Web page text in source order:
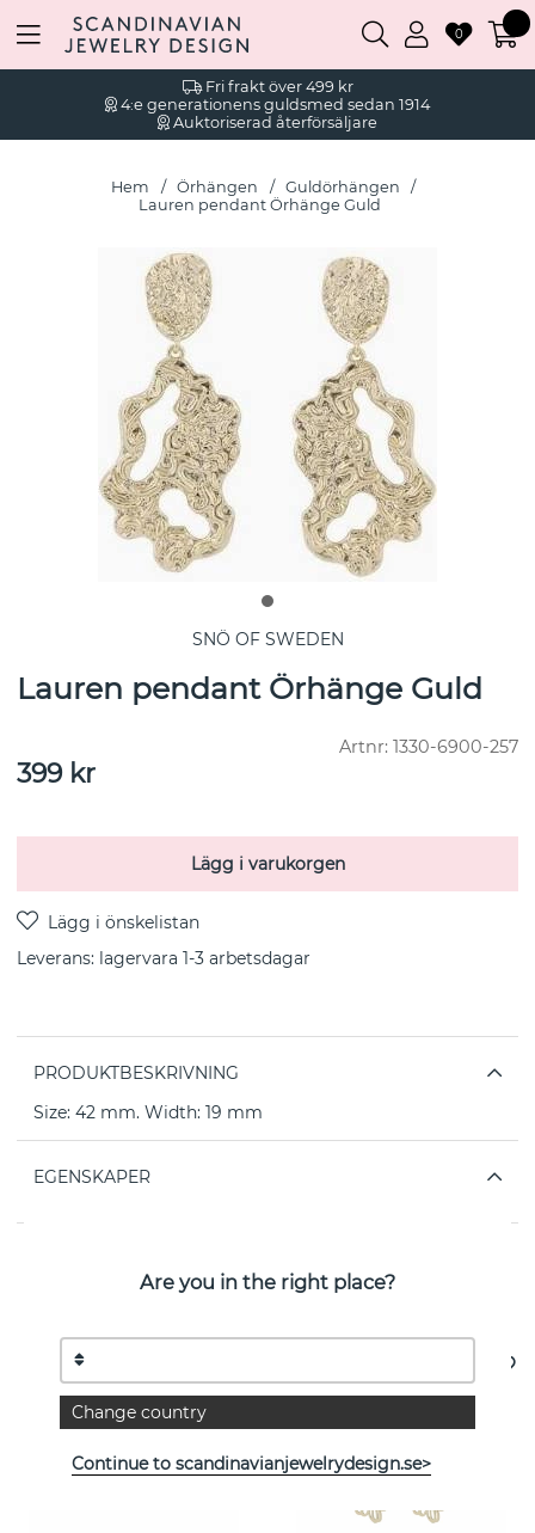
Fri frakt över 499 kr
4:e generationens guldsmed sedan 1914
Auktoriserad återförsäljare
0
Hem Örhängen
Guldörhängen
Lauren pendant Örhänge Guld
SNÖ OF SWEDEN
Lauren pendant Örhänge Guld
Artnr: 1330-6900-257
399kr
Lägg i varukorgen
Leverans: lagervara 1-3 arbetsdagar
PRODUKTBESKRIVNING
Size: 42 mm. Width: 19 mm
EGENSKAPER
Are you in the right place?
Change country
Continue to scandinavianjewelrydesign.se>